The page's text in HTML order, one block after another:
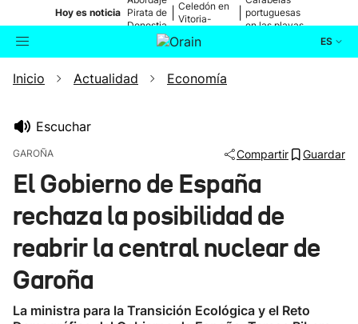
Hoy es noticia Pirata de
Donostia
Celedón en
Vitoria-
portuguesas
en las playas
ES
Buscador Actualidad
Ikusmiran
Eguraldia
Inicio Actualidad Economía
Escuchar
GAROÑA Compartir Guardar
El Gobierno de España
rechaza la posibilidad de
reabrir la central nuclear de
Garoña
La ministra para la Transición Ecológica y el Reto